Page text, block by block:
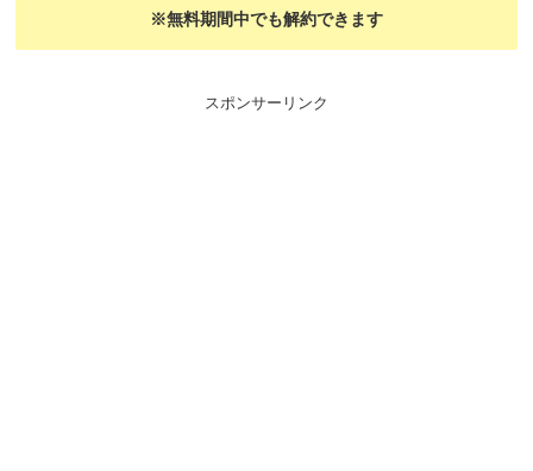
※無料期間中でも解約できます
スポンサーリンク